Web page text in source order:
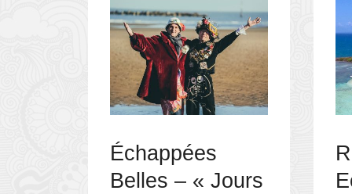
Échappées
Belles – « Jours